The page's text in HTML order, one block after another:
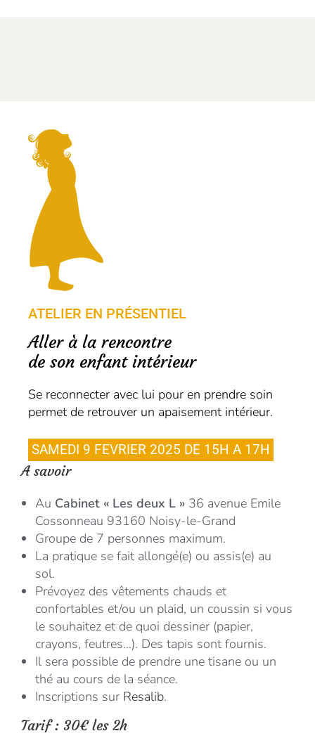
ATELIER EN PRÉSENTIEL
Aller à la rencontre
de son enfant intérieur
Se reconnecter avec lui pour en prendre soin
permet de retrouver un apaisement intérieur.
SAMEDI 9 FEVRIER 2025 DE 15H A 17H
A savoir
Au Cabinet « Les deux L » 36 avenue Emile
Cossonneau 93160 Noisy-le-Grand
Groupe de 7 personnes maximum.
La pratique se fait allongé(e) ou assis(e) au
sol.
Prévoyez des vêtements chauds et
confortables et/ou un plaid, un coussin si vous
le souhaitez et de quoi dessiner (papier,
crayons, feutres…). Des tapis sont fournis.
Il sera possible de prendre une tisane ou un
thé au cours de la séance.
Inscriptions sur Resalib.
Tarif : 30€ les 2h